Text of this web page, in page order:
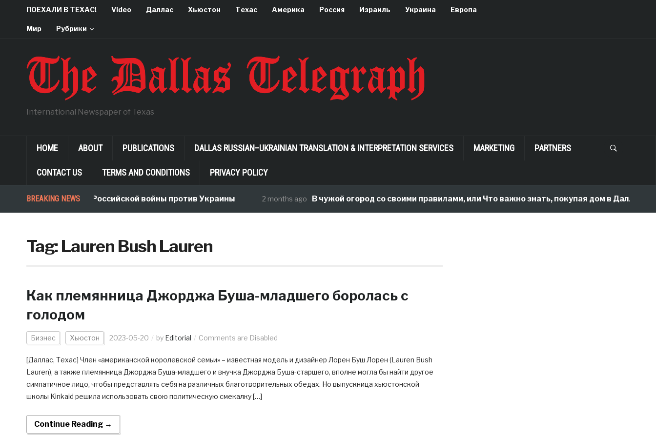
ПОЕХАЛИ В ТЕХАС! Video Даллас Хьюстон Техас Америка Россия Израиль Украина Европа
Мир Рубрики
International Newspaper of Texas
HOME ABOUT PUBLICATIONS DALLAS RUSSIAN–UKRAINIAN TRANSLATION & INTERPRETATION SERVICES MARKETING PARTNERS
CONTACT US TERMS AND CONDITIONS PRIVACY POLICY
BREAKING NEWS
Неологизмы Российской войны против Украины 2 months ago В чужой огород со своими правилами, или Что важно знать, покупая дом в Далласе
Tag:Lauren Bush Lauren
Как племянница Джорджа Буша-младшего боролась с
голодом
Бизнес Хьюстон 2023-05-20 by Editorial Comments are Disabled
[Даллас, Техас] Член «американской королевской семьи» – известная модель и дизайнер Лорен Буш Лорен (Lauren Bush
Lauren), а также племянница Джорджа Буша-младшего и внучка Джорджа Буша-старшего, вполне могла бы найти другое
симпатичное лицо, чтобы представлять себя на различных благотворительных обедах. Но выпускница хьюстонской
школы Kinkaid решила использовать свою политическую смекалку […]
Continue Reading →